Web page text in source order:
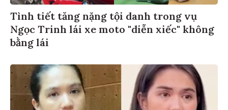
Tình tiết tăng nặng tội danh trong vụ
Ngọc Trinh lái xe moto "diễn xiếc" không
bằng lái